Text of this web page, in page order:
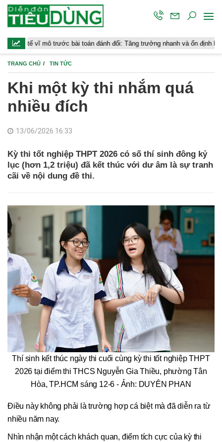
trước bài toán đánh đổi: Tăng trưởng nhanh và ổn định bền vững
TRANG CHỦ TIN TỨC
Khi một kỳ thi nhắm quá
nhiều đích
13/06/2026 16:33
Kỳ thi tốt nghiệp THPT 2026 có số thí sinh đông kỷ
lục (hơn 1,2 triệu) đã kết thúc với dư âm là sự tranh
cãi về nội dung đề thi.
Thí sinh kết thúc ngày thi cuối cùng kỳ thi tốt nghiệp THPT
2026 tại điểm thi THCS Nguyễn Gia Thiều, phường Tân
Hòa, TP.HCM sáng 12-6 - Ảnh: DUYÊN PHAN
Điều này không phải là trường hợp cá biệt mà đã diễn ra từ
nhiều năm nay.
Nhìn nhận một cách khách quan, điểm tích cực của kỳ thi